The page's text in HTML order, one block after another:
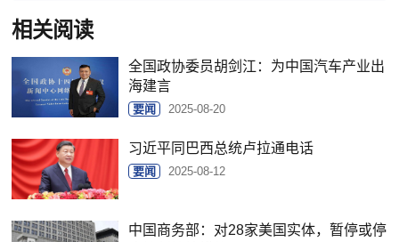
相关阅读
全国政协委员胡剑江：为中国汽车产业出
海建言
要闻 2025-08-20
习近平同巴西总统卢拉通电话
要闻 2025-08-12
中国商务部：对28家美国实体，暂停或停